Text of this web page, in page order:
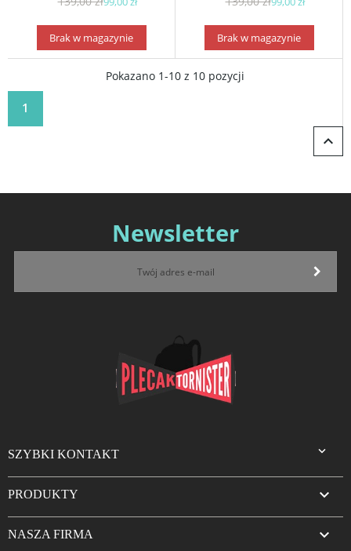
Brak w magazynie Brak w magazynie
Pokazano 1-10 z 10 pozycji
1

Newsletter
SZYBKI KONTAKT 
PRODUKTY 
NASZA FIRMA 